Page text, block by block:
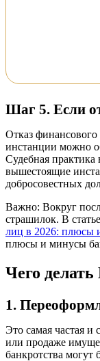
Шаг 5. Если
Отказ
инстанции можно
Судебная практика
вышестоящие
добросовестных
Важно: Вокруг
страшилок. В статье
лиц в 2026: плюсы
плюсы и минусы
Чего
1.
Это самая частая
или продаже
банкротства могут